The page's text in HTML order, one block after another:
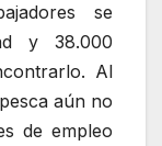
se
y 38.000
Al
aún no
de empleo